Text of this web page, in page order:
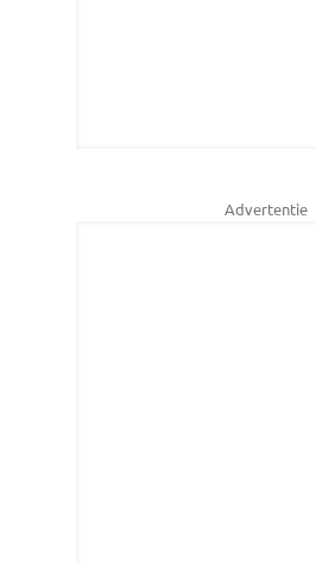
Advertentie